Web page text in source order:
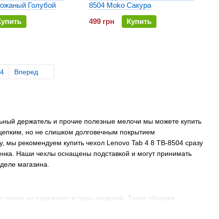
держатель и прочие полезные мелочи мы можете купить
но не слишком долговечным покрытием
рекомендуем купить чехол Lenovo Tab 4 8 TB-8504 сразу
Наши чехлы оснащены подставкой и могут принимать
магазина.
не переживет и пары падений. Такие обложки
Голубой
8504 Moko Сакура
499 грн
Купить
Вперед